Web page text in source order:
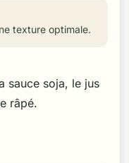
texture optimale.
sauce soja, le jus
râpé.